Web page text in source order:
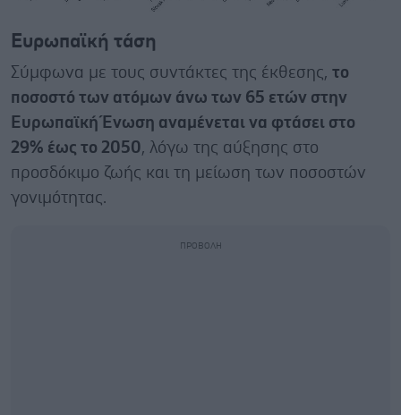
Ευρωπαϊκή τάση
Σύμφωνα με τους συντάκτες της έκθεσης, το
ποσοστό των ατόμων άνω των 65 ετών στην
Ευρωπαϊκή Ένωση αναμένεται να φτάσει στο
29% έως το 2050, λόγω της αύξησης στο
προσδόκιμο ζωής και τη μείωση των ποσοστών
γονιμότητας.